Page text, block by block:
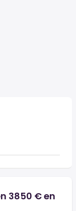
3850 € en